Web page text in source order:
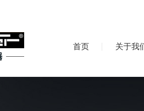
首页 关于我